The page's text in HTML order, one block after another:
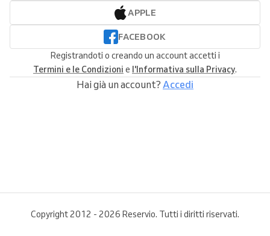
APPLE
FACEBOOK
Registrandoti o creando un account accetti i
Termini e le Condizioni e l'Informativa sulla Privacy.
Hai già un account? Accedi
Copyright 2012 - 2026 Reservio. Tutti i diritti riservati.